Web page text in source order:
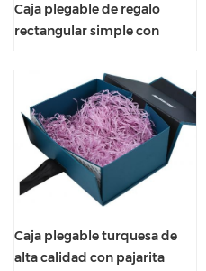
Caja plegable de regalo
rectangular simple con
Caja plegable turquesa de
alta calidad con pajarita